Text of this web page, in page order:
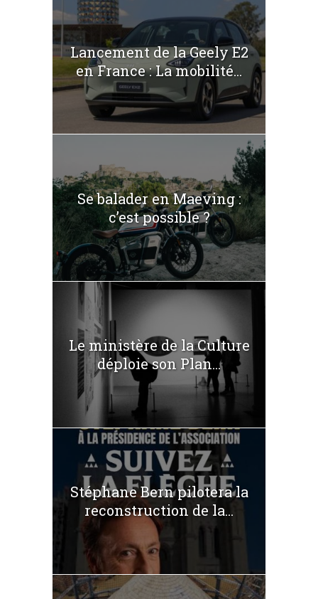
Lancement de la Geely E2
en France : La mobilité...
Se balader en Maeving :
c’est possible ?
Le ministère de la Culture
déploie son Plan...
Stéphane Bern pilotera la
reconstruction de la...